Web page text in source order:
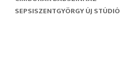
SEPSISZENTGYÖRGY ÚJ STÚDIÓ